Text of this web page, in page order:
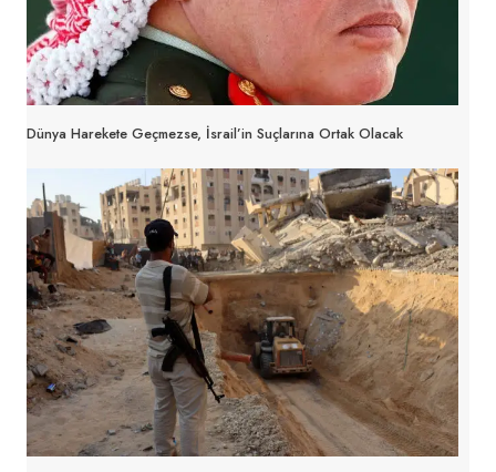
Dünya Harekete Geçmezse, İsrail’in Suçlarına Ortak Olacak